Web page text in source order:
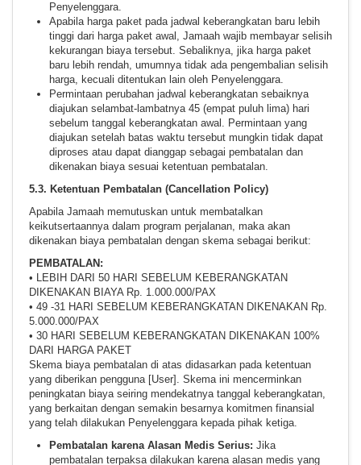
Penyelenggara.
Apabila harga paket pada jadwal keberangkatan baru lebih
tinggi dari harga paket awal, Jamaah wajib membayar selisih
kekurangan biaya tersebut. Sebaliknya, jika harga paket
baru lebih rendah, umumnya tidak ada pengembalian selisih
harga, kecuali ditentukan lain oleh Penyelenggara.
Permintaan perubahan jadwal keberangkatan sebaiknya
diajukan selambat-lambatnya 45 (empat puluh lima) hari
sebelum tanggal keberangkatan awal. Permintaan yang
diajukan setelah batas waktu tersebut mungkin tidak dapat
diproses atau dapat dianggap sebagai pembatalan dan
dikenakan biaya sesuai ketentuan pembatalan.
5.3. Ketentuan Pembatalan (Cancellation Policy)
Apabila Jamaah memutuskan untuk membatalkan
keikutsertaannya dalam program perjalanan, maka akan
dikenakan biaya pembatalan dengan skema sebagai berikut:
PEMBATALAN:
• LEBIH DARI 50 HARI SEBELUM KEBERANGKATAN
DIKENAKAN BIAYA Rp. 1.000.000/PAX
• 49 -31 HARI SEBELUM KEBERANGKATAN DIKENAKAN Rp.
5.000.000/PAX
• 30 HARI SEBELUM KEBERANGKATAN DIKENAKAN 100%
DARI HARGA PAKET
Skema biaya pembatalan di atas didasarkan pada ketentuan
yang diberikan pengguna [User]. Skema ini mencerminkan
peningkatan biaya seiring mendekatnya tanggal keberangkatan,
yang berkaitan dengan semakin besarnya komitmen finansial
yang telah dilakukan Penyelenggara kepada pihak ketiga.
Pembatalan karena Alasan Medis Serius: Jika
pembatalan terpaksa dilakukan karena alasan medis yang